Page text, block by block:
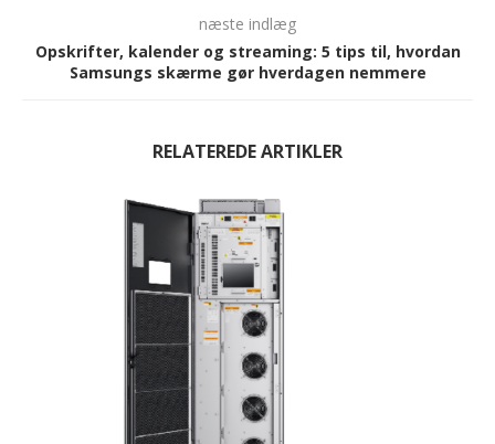
næste indlæg
Opskrifter, kalender og streaming: 5 tips til, hvordan
Samsungs skærme gør hverdagen nemmere
RELATEREDE ARTIKLER